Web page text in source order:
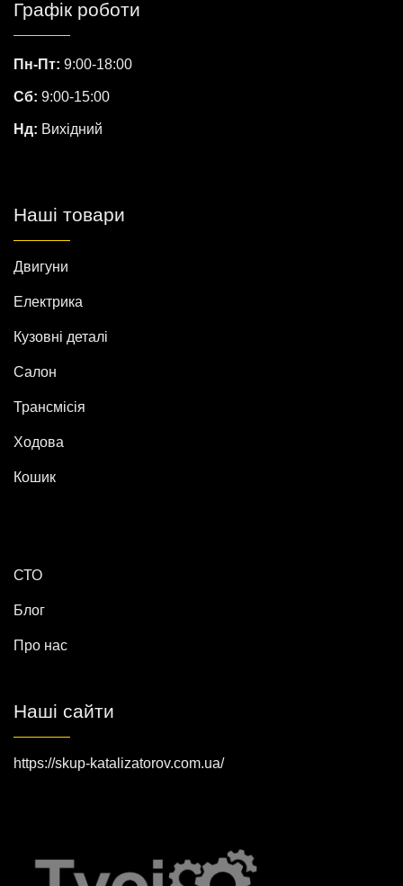
Графік роботи
Пн-Пт: 9:00-18:00
Сб: 9:00-15:00
Нд: Вихідний
Наші товари
Двигуни
Електрика
Кузовні деталі
Салон
Трансмісія
Ходова
Кошик
СТО
Блог
Про нас
Наші сайти
https://skup-katalizatorov.com.ua/